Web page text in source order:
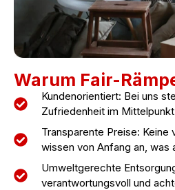
Warum Fair-
Kundenorientiert: Bei uns
Zufriedenheit im
Transparente Preise: Keine
wissen von Anfang an, was
Umweltgerechte
verantwortungsvoll und